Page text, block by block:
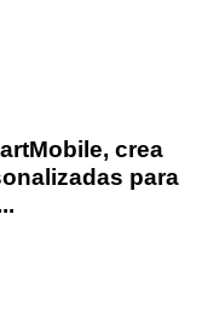
crea
para